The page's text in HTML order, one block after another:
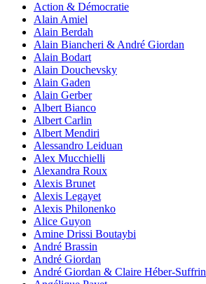
Action & Démocratie
Alain Amiel
Alain Berdah
Alain Biancheri & André Giordan
Alain Bodart
Alain Douchevsky
Alain Gaden
Alain Gerber
Albert Bianco
Albert Carlin
Albert Mendiri
Alessandro Leiduan
Alex Mucchielli
Alexandra Roux
Alexis Brunet
Alexis Legayet
Alexis Philonenko
Alice Guyon
Amine Drissi Boutaybi
André Brassin
André Giordan
André Giordan & Claire Héber-Suffrin